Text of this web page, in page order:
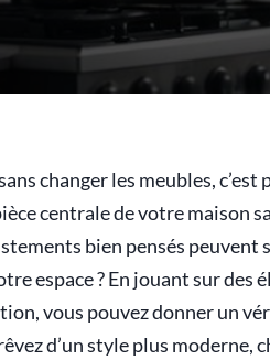
changer les meubles,
centrale de votre maison
bien pensés peuvent
espace ? En jouant sur des
vous pouvez donner un
d’un style plus moderne,